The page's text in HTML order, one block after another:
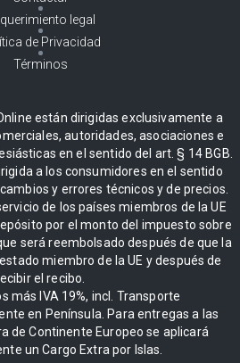
legal
de Privacidad
Términos
están dirigidas exclusivamente a
autoridades, asociaciones e
en el sentido del art. § 14 BGB.
a los consumidores en el sentido
y errores técnicos y de precios.
de los países miembros de la UE
por el monto del impuesto sobre
será reembolsado después de que la
miembro de la UE y después de
el recibo.
más IVA 19%, incl. Transporte
en Península. Para entregas a las
de Continente Europeo se aplicará
un Cargo Extra por Islas.